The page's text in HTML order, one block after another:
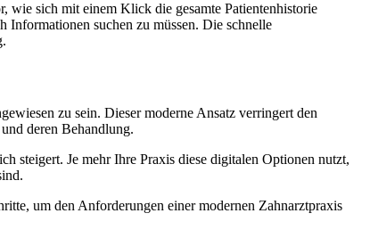
wie sich mit einem Klick die gesamte Patientenhistorie
Informationen suchen zu müssen. Die schnelle
zu sein. Dieser moderne Ansatz verringert den
deren Behandlung.
steigert. Je mehr Ihre Praxis diese digitalen Optionen nutzt,
um den Anforderungen einer modernen Zahnarztpraxis